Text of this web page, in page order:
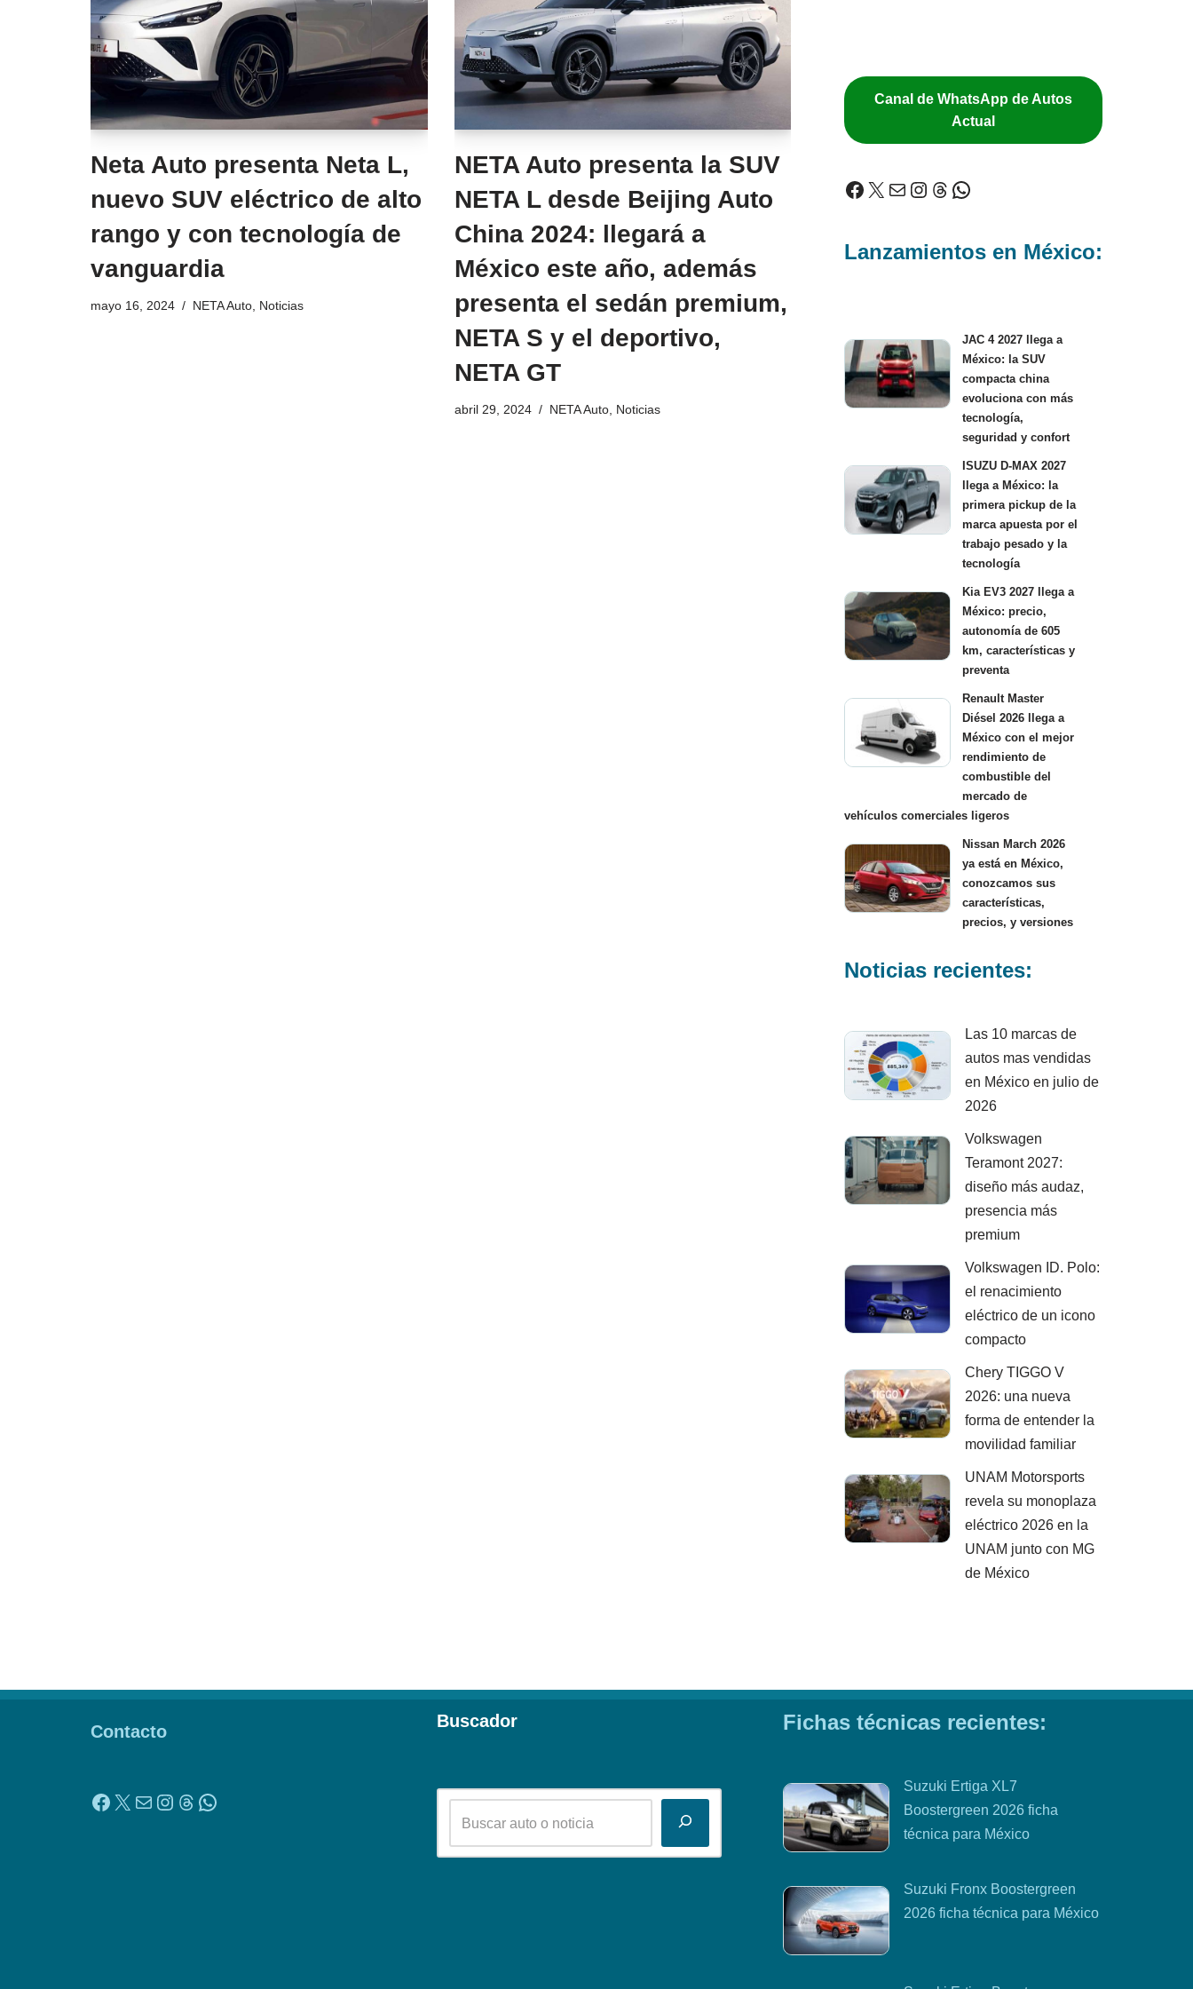
Neta Auto presenta Neta L,
nuevo SUV eléctrico de alto
rango y con tecnología de
vanguardia
mayo 16, 2024 NETA Auto, Noticias
NETA Auto presenta la SUV
NETA L desde Beijing Auto
China 2024: llegará a
México este año, además
presenta el sedán premium,
NETA S y el deportivo,
NETA GT
abril 29, 2024 NETA Auto, Noticias
Canal de WhatsApp de Autos
Actual
Lanzamientos en México:
JAC 4 2027 llega a
México: la SUV
compacta china
evoluciona con más
tecnología,
seguridad y confort
ISUZU D-MAX 2027
llega a México: la
primera pickup de la
marca apuesta por el
trabajo pesado y la
tecnología
Kia EV3 2027 llega a
México: precio,
autonomía de 605
km, características y
preventa
Renault Master
Diésel 2026 llega a
México con el mejor
rendimiento de
combustible del
mercado de
vehículos comerciales ligeros
Nissan March 2026
ya está en México,
conozcamos sus
características,
precios, y versiones
Noticias recientes:
Las 10 marcas de
autos mas vendidas
en México en julio de
2026
Volkswagen
Teramont 2027:
diseño más audaz,
presencia más
premium
Volkswagen ID. Polo:
el renacimiento
eléctrico de un icono
compacto
Chery TIGGO V
2026: una nueva
forma de entender la
movilidad familiar
UNAM Motorsports
revela su monoplaza
eléctrico 2026 en la
UNAM junto con MG
de México
Contacto
Buscador Fichas técnicas recientes:
Suzuki Ertiga XL7
Boostergreen 2026 ficha
técnica para México
Suzuki Fronx Boostergreen
2026 ficha técnica para México